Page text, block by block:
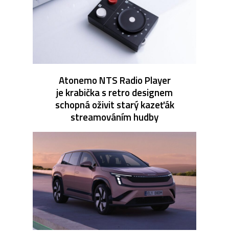
Atonemo NTS Radio Player
je krabička s retro designem
schopná oživit starý kazeťák
streamováním hudby